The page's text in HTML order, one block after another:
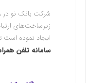
شرکت بانک نو
زیرساخت‌های
ایجاد نموده است
سامانه تلفن